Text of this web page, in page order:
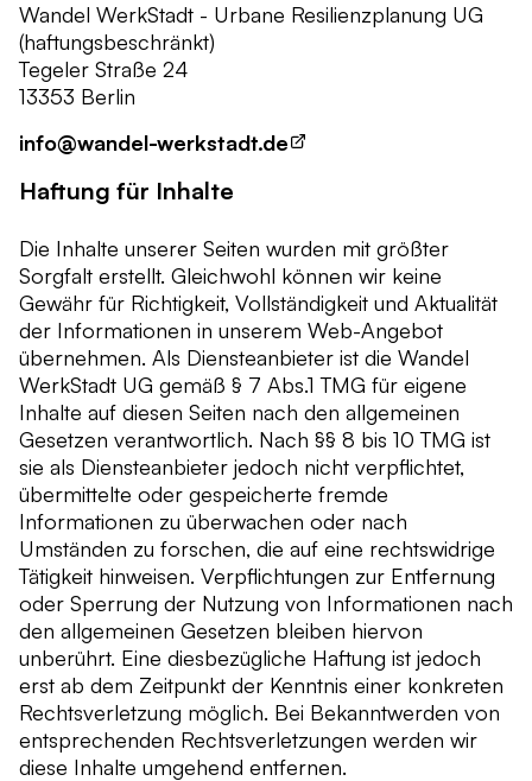
Wandel WerkStadt - Urbane Resilienzplanung UG
(haftungsbeschränkt)
Tegeler Straße 24
13353 Berlin
info@wandel-werkstadt.de
Haftung für Inhalte
Die Inhalte unserer Seiten wurden mit größter
Sorgfalt erstellt. Gleichwohl können wir keine
Gewähr für Richtigkeit, Vollständigkeit und Aktualität
der Informationen in unserem Web-Angebot
übernehmen. Als Diensteanbieter ist die Wandel
WerkStadt UG gemäß § 7 Abs.1 TMG für eigene
Inhalte auf diesen Seiten nach den allgemeinen
Gesetzen verantwortlich. Nach §§ 8 bis 10 TMG ist
sie als Diensteanbieter jedoch nicht verpflichtet,
übermittelte oder gespeicherte fremde
Informationen zu überwachen oder nach
Umständen zu forschen, die auf eine rechtswidrige
Tätigkeit hinweisen. Verpflichtungen zur Entfernung
oder Sperrung der Nutzung von Informationen nach
den allgemeinen Gesetzen bleiben hiervon
unberührt. Eine diesbezügliche Haftung ist jedoch
erst ab dem Zeitpunkt der Kenntnis einer konkreten
Rechtsverletzung möglich. Bei Bekanntwerden von
entsprechenden Rechtsverletzungen werden wir
diese Inhalte umgehend entfernen.